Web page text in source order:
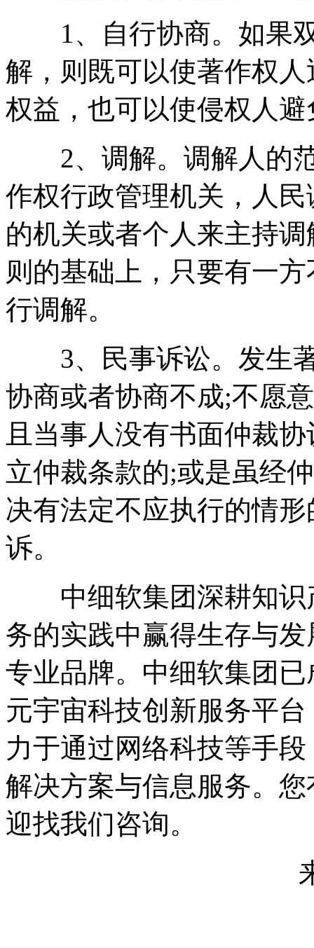
1、自行协商。如果双
解，则既可以使著作权
权益，也可以使侵权人
2、调解。调解人的范
作权行政管理机关，人
的机关或者个人来主持
则的基础上，只要有一
行调解。
3、民事诉讼。发生著
协商或者协商不成;不愿
且当事人没有书面仲裁
立仲裁条款的;或是虽经
决有法定不应执行的情
诉。
中细软集团深耕知识
务的实践中赢得生存与
专业品牌。中细软集团
元宇宙科技创新服务平
力于通过网络科技等手
解决方案与信息服务。
迎找我们咨询。
来